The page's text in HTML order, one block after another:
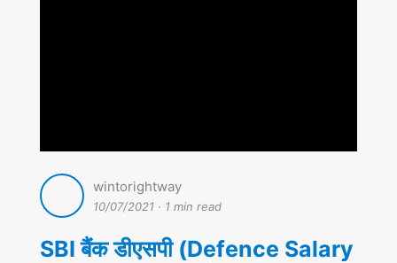
wintorightway
10/07/2021 · 1 min read
SBI बैंक डीएसपी (Defence Salary